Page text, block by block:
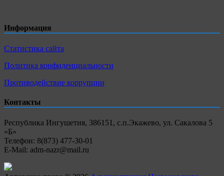
Информация
Статистика сайта
Политика конфиденциальности
Противодействие коррупции
Контакты
Республика Ингушетия, 386151, с.п.Экажево, ул. Сакалова 5
«Б»
Телефон: 8(873) 477-30-01
E-Mail: adm-nazr@mail.ru